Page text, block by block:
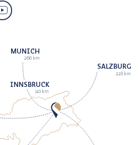
SALZBURG
228 km
MUNICH
266 km
INNSBRUCK
110 km